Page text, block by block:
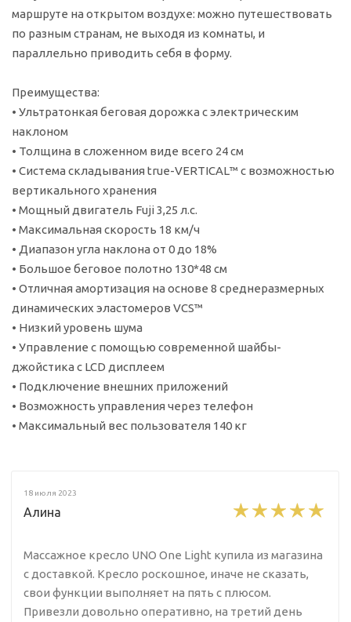
маршруте на открытом воздухе: можно путешествовать
по разным странам, не выходя из комнаты, и
параллельно приводить себя в форму.
Преимущества:
• Ультратонкая беговая дорожка с электрическим
наклоном
• Толщина в сложенном виде всего 24 см
• Система складывания true-VERTICAL™ с возможностью
вертикального хранения
• Мощный двигатель Fuji 3,25 л.с.
• Максимальная скорость 18 км/ч
• Диапазон угла наклона от 0 до 18%
• Большое беговое полотно 130*48 см
• Отличная амортизация на основе 8 среднеразмерных
динамических эластомеров VCS™
• Низкий уровень шума
• Управление с помощью современной шайбы-
джойстика с LCD дисплеем
• Подключение внешних приложений
• Возможность управления через телефон
• Максимальный вес пользователя 140 кг
18 июля 2023
Алина
Массажное кресло UNO One Light купила из магазина
с доставкой. Кресло роскошное, иначе не сказать,
свои функции выполняет на пять с плюсом.
Привезли довольно оперативно, на третий день